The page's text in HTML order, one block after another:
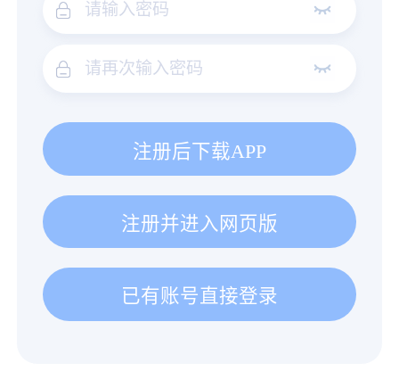
注册后下载APP
注册并进入网页版
已有账号直接登录